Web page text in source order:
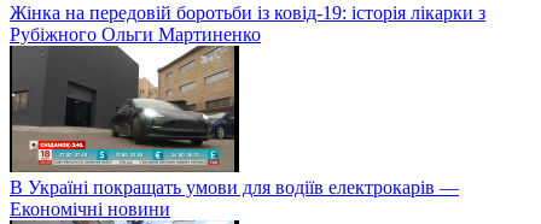
Жінка на передовій боротьби із ковід-19: історія лікарки з
Рубіжного Ольги Мартиненко
В Україні покращать умови для водіїв електрокарів —
Економічні новини